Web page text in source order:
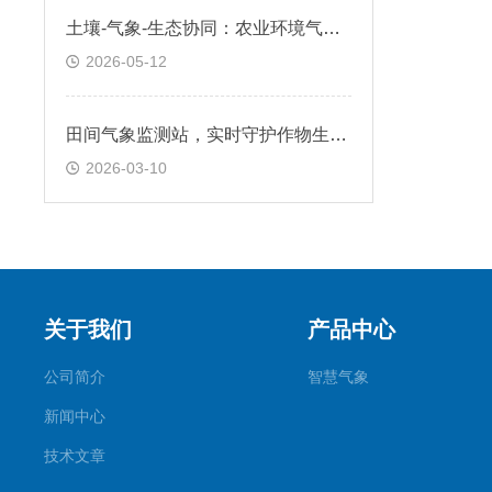
土壤-气象-生态协同：农业环境气象站，支持可持续农业实践
2026-05-12
田间气象监测站，实时守护作物生长环境
2026-03-10
关于我们
公司简介
新闻中心
技术文章
产品中心
智慧气象